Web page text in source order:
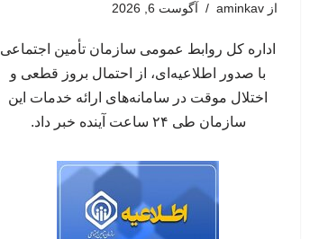
از aminkav آگوست 6, 2026
اداره کل روابط عمومی سازمان تأمین اجتماعی
با صدور اطلاعیه‌ای، از احتمال بروز قطعی و
اختلال موقت در سامانه‌های ارائه خدمات این
سازمان طی ۲۴ ساعت آینده خبر داد.